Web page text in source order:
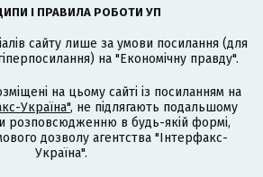
І ПРАВИЛА РОБОТИ УП
сайту лише за умови посилання (для
на "Економічну правду".
на цьому сайті із посиланням на
Україна", не підлягають подальшому
розповсюдженню в будь-якій формі,
дозволу агентства "Інтерфакс-
Україна".